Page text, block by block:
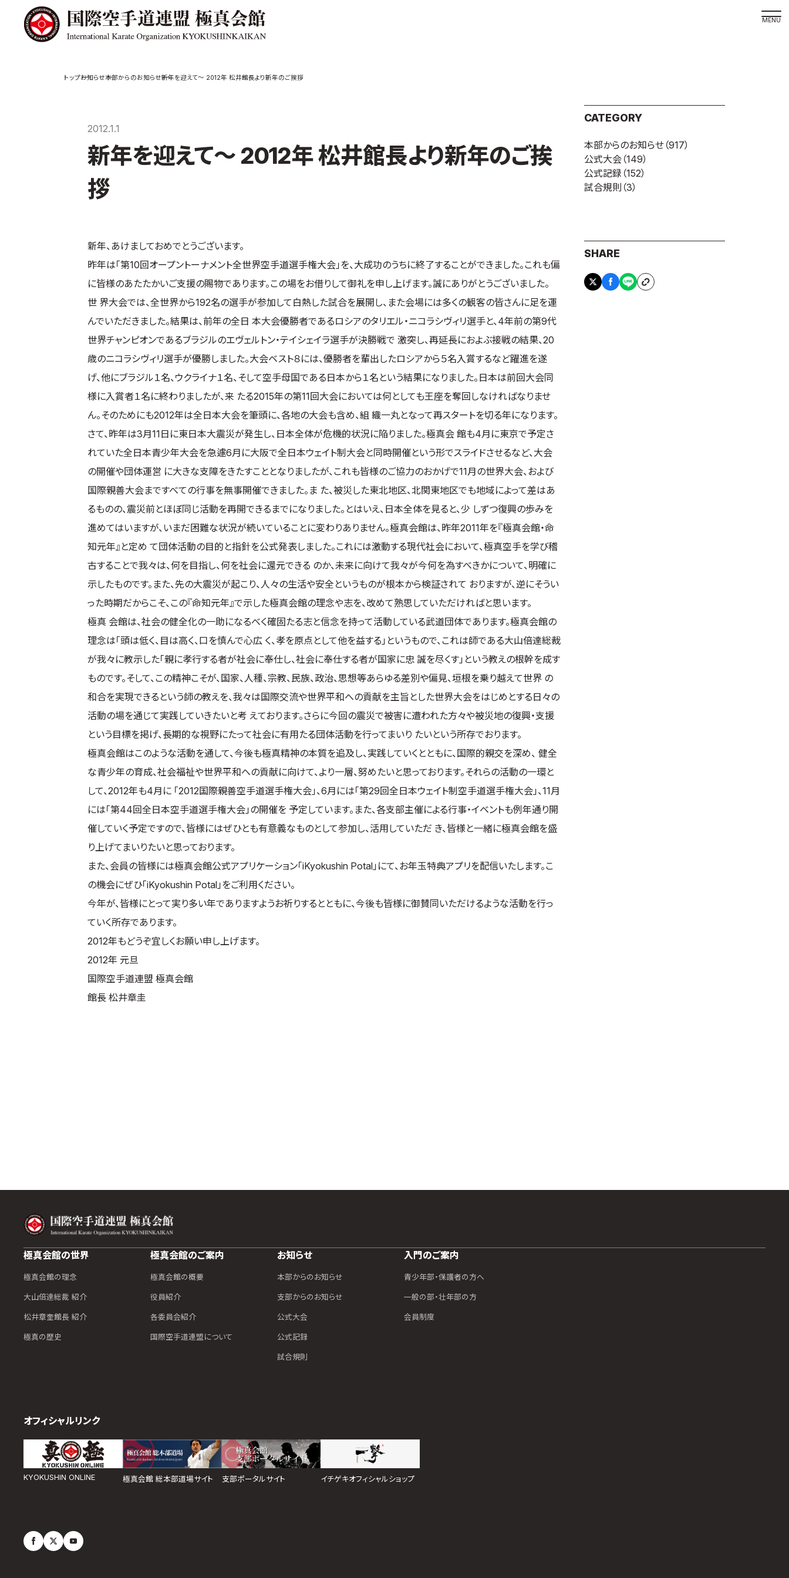
大山倍達総裁 紹
介松井章奎館長 紹
国際空手道連盟に
ついて
公式記録
試合規則
お知らせ本部からのお知らせ新年を迎えて～ 2012年 松井館長より新年のご挨拶
2012.1.1
新年を迎えて～ 2012年 松井館長より新年のご挨
拶
新年、あけましておめでとうございます。
昨年は「第10回オープントーナメント全世界空手道選手権大会」を、大成功のうちに終了することができました。これも偏
に皆様のあたたかいご支援の賜物であります。この場をお借りして御礼を申し上げます。誠にありがとうございました。
世 界大会では、全世界から192名の選手が参加して白熱した試合を展開し、また会場には多くの観客の皆さんに足を運
んでいただきました。結果は、前年の全日 本大会優勝者であるロシアのタリエル・ニコラシヴィリ選手と、4年前の第9代
世界チャンピオンであるブラジルのエヴェルトン・テイシェイラ選手が決勝戦で 激突し、再延長におよぶ接戦の結果、20
歳のニコラシヴィリ選手が優勝しました。大会ベスト８には、優勝者を輩出したロシアから５名入賞するなど躍進を遂
げ、他にブラジル１名、ウクライナ１名、そして空手母国である日本から１名という結果になりました。日本は前回大会同
様に入賞者１名に終わりましたが、来 たる2015年の第11回大会においては何としても王座を奪回しなければなりませ
ん。そのためにも2012年は全日本大会を筆頭に、各地の大会も含め、組 織一丸となって再スタートを切る年になります。
さて、昨年は3月11日に東日本大震災が発生し、日本全体が危機的状況に陥りました。極真会 館も4月に東京で予定さ
れていた全日本青少年大会を急遽6月に大阪で全日本ウェイト制大会と同時開催という形でスライドさせるなど、大会
の開催や団体運営 に大きな支障をきたすこととなりましたが、これも皆様のご協力のおかげで11月の世界大会、および
国際親善大会まですべての行事を無事開催できました。ま た、被災した東北地区、北関東地区でも地域によって差はあ
るものの、震災前とほぼ同じ活動を再開できるまでになりました。とはいえ、日本全体を見ると、少 しずつ復興の歩みを
進めてはいますが、いまだ困難な状況が続いていることに変わりありません。極真会館は、昨年2011年を『極真会館・命
知元年』と定め て団体活動の目的と指針を公式発表しました。これには激動する現代社会において、極真空手を学び稽
古することで我々は、何を目指し、何を社会に還元できる のか、未来に向けて我々が今何を為すべきかについて、明確に
示したものです。また、先の大震災が起こり、人々の生活や安全というものが根本から検証されて おりますが、逆にそうい
った時期だからこそ、この『命知元年』で示した極真会館の理念や志を、改めて熟思していただければと思います。
極真 会館は、社会の健全化の一助になるべく確固たる志と信念を持って活動している武道団体であります。極真会館の
理念は「頭は低く、目は高く、口を慎んで心広 く、孝を原点として他を益する」というもので、これは師である大山倍達総裁
が我々に教示した「親に孝行する者が社会に奉仕し、社会に奉仕する者が国家に忠 誠を尽くす」という教えの根幹を成す
ものです。そして、この精神こそが、国家、人種、宗教、民族、政治、思想等あらゆる差別や偏見、垣根を乗り越えて世界 の
和合を実現できるという師の教えを、我々は国際交流や世界平和への貢献を主旨とした世界大会をはじめとする日々の
活動の場を通じて実践していきたいと考 えております。さらに今回の震災で被害に遭われた方々や被災地の復興・支援
という目標を掲げ、長期的な視野にたって社会に有用たる団体活動を行ってまいり たいという所存でおります。
極真会館はこのような活動を通して、今後も極真精神の本質を追及し、実践していくとともに、国際的親交を深め、 健全
な青少年の育成、社会福祉や世界平和への貢献に向けて、より一層、努めたいと思っております。それらの活動の一環と
して、2012年も4月に 「2012国際親善空手道選手権大会」、6月には「第29回全日本ウェイト制空手道選手権大会」、11月
には「第44回全日本空手道選手権大会」の開催を 予定しています。また、各支部主催による行事・イベントも例年通り開
催していく予定ですので、皆様にはぜひとも有意義なものとして参加し、活用していただ き、皆様と一緒に極真会館を盛
り上げてまいりたいと思っております。
また、会員の皆様には極真会館公式アプリケーション「iKyokushin Potal」にて、お年玉特典アプリを配信いたします。こ
の機会にぜひ「iKyokushin Potal」をご利用ください。
今年が、皆様にとって実り多い年でありますようお祈りするとともに、今後も皆様に御賛同いただけるような活動を行っ
ていく所存であります。
2012年もどうぞ宜しくお願い申し上げます。
2012年 元旦
国際空手道連盟 極真会館
館長 松井章圭
CATEGORY
本部からのお知らせ （917）
公式大会 （149）
公式記録 （152）
試合規則 （3）
SHARE
極真会館の世界
極真会館の理念
大山倍達総裁 紹介
松井章奎館長 紹介
極真の歴史
極真会館のご案内
極真会館の概要
役員紹介
各委員会紹介
国際空手道連盟について
お知らせ
本部からのお知らせ
支部からのお知らせ
公式大会
公式記録
試合規則
入門のご案内
青少年部・保護者の方へ
一般の部・壮年部の方
会員制度
オフィシャルリンク
KYOKUSHIN ONLINE 極真会館 総本部道場サイト 支部ポータルサイト イチゲキオフィシャルショップ